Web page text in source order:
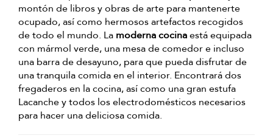
montón de libros y obras de arte para mantenerte
ocupado, así como hermosos artefactos recogidos
de todo el mundo. La moderna cocinaestá equipada
con mármol verde, una mesa de comedor e incluso
una barra de desayuno, para que pueda disfrutar de
una tranquila comida en el interior. Encontrará dos
fregaderos en la cocina, así como una gran estufa
Lacanche y todos los electrodomésticos necesarios
para hacer una deliciosa comida.